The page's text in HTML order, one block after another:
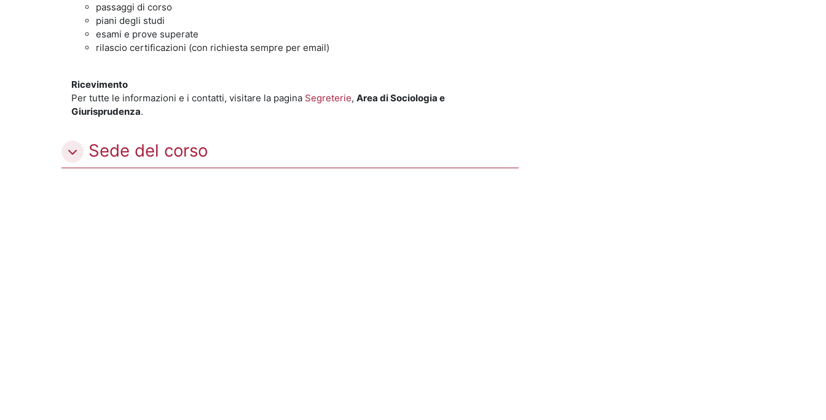
passaggi di corso
piani degli studi
esami e prove superate
rilascio certificazioni (con richiesta sempre per email)
Ricevimento
Per tutte le informazioni e i contatti, visitare la pagina Segreterie, Area di Sociologia e
Giurisprudenza.
Sede del corso